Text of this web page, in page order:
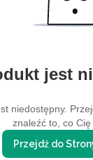
jest
niedostępny.
znaleźć to, co
Przejdź do